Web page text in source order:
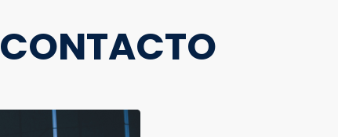
CONTACTO